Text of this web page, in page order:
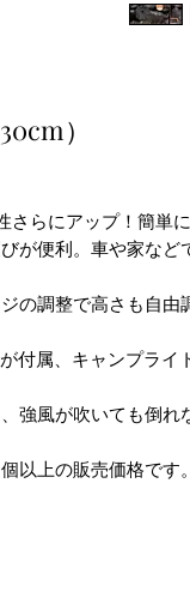
）
らにアップ！簡単に
が便利。車や家など
の調整で高さも自由
付属、キャンプライ
強風が吹いても倒れ
以上の販売価格です。